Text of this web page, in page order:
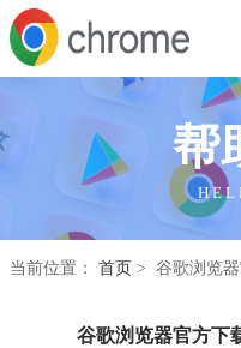
帮
H E L
当前位置： 首页 > 谷歌浏览
谷歌浏览器官方下